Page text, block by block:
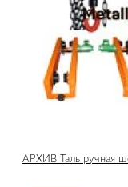
АРХИВ Таль ручная